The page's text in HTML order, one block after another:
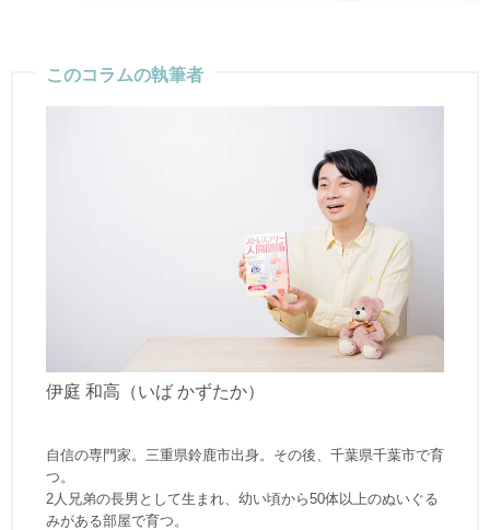
このコラムの執筆者
伊庭 和高（いば かずたか）
自信の専門家。三重県鈴鹿市出身。その後、千葉県千葉市で育
つ。
2人兄弟の長男として生まれ、幼い頃から50体以上のぬいぐる
みがある部屋で育つ。